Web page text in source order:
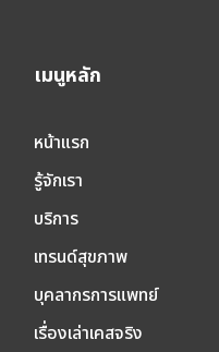
เมนูหลัก
หน้าแรก
รู้จักเรา
บริการ
เทรนด์สุขภาพ
บุคลากรการแพทย์
เรื่องเล่าเคสจริง